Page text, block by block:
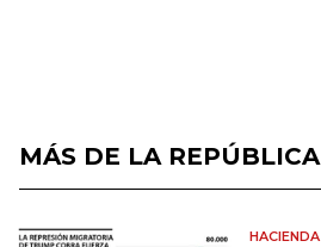
MÁS DE LA REPÚBLICA
HACIENDA